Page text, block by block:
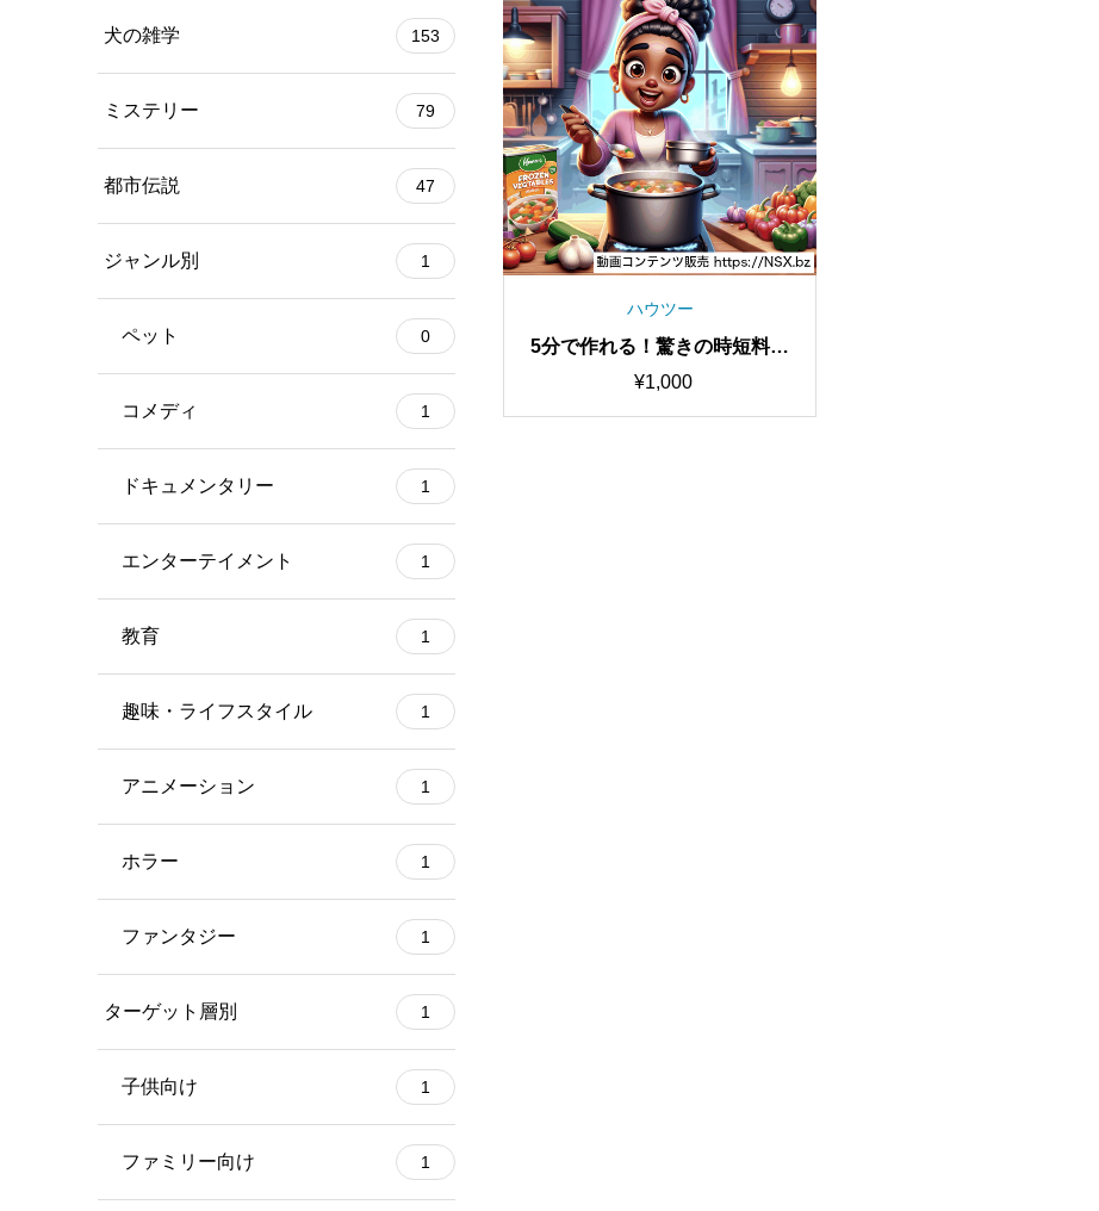
ハウツー
5分で作れる！驚きの時短料理
レシピ10選
¥1,000
犬の雑学 153
ミステリー 79
都市伝説 47
ジャンル別 1
ペット 0
コメディ 1
ドキュメンタリー 1
エンターテイメント 1
教育 1
趣味・ライフスタイル 1
アニメーション 1
ホラー 1
ファンタジー 1
ターゲット層別 1
子供向け 1
ファミリー向け 1